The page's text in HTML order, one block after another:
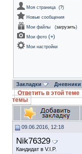
Моя страница (?)
Новые сообщения
Мои файлы
(загрузить)
Мои фото (+)
Мои настройки
Закладки Дневники
Ответить в этой теме
темы
09.06.2016, 12:18
Nik76329
Кандидат в V.I.P.